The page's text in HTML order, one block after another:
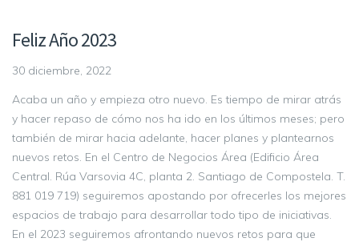
Feliz Año 2023
30 diciembre, 2022
Acaba un año y empieza otro nuevo. Es tiempo de mirar atrás
y hacer repaso de cómo nos ha ido en los últimos meses; pero
también de mirar hacia adelante, hacer planes y plantearnos
nuevos retos. En el Centro de Negocios Área (Edificio Área
Central. Rúa Varsovia 4C, planta 2. Santiago de Compostela. T.
881 019 719) seguiremos apostando por ofrecerles los mejores
espacios de trabajo para desarrollar todo tipo de iniciativas.
En el 2023 seguiremos afrontando nuevos retos para que